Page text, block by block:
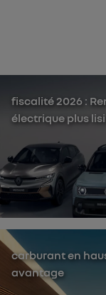
fiscalité 2026 :
électrique plus
carburant en
avantage